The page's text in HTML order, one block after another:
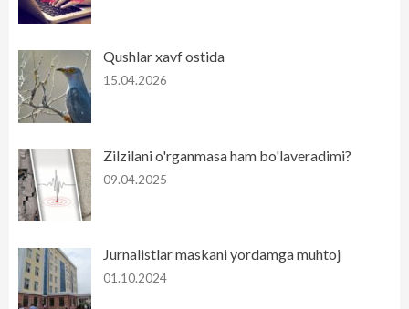
Qushlar xavf ostida
15.04.2026
Zilzilani o'rganmasa ham bo'laveradimi?
09.04.2025
Jurnalistlar maskani yordamga muhtoj
01.10.2024